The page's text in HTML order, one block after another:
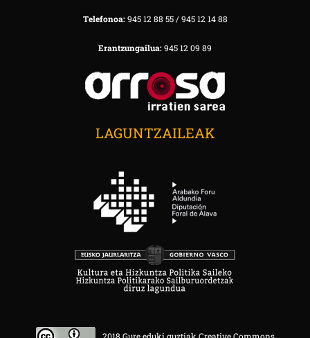
Telefonoa:945 12 88 55 / 945 12 14 88
Erantzungailua:945 12 09 89
LAGUNTZAILEAK